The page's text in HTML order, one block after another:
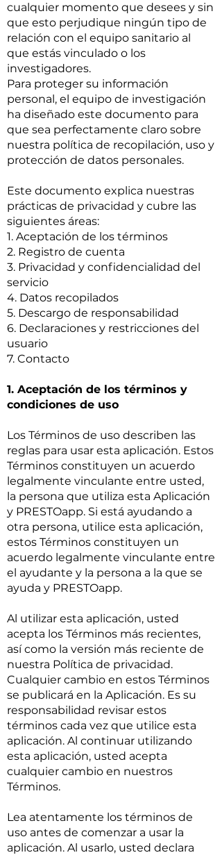
cualquier momento que desees y sin
que esto perjudique ningún tipo de
relación con el equipo sanitario al
que estás vinculado o los
investigadores.
Para proteger su información
personal, el equipo de investigación
ha diseñado este documento para
que sea perfectamente claro sobre
nuestra política de recopilación, uso y
protección de datos personales.
Este documento explica nuestras
prácticas de privacidad y cubre las
siguientes áreas:
1. Aceptación de los términos
2. Registro de cuenta
3. Privacidad y confidencialidad del
servicio
4. Datos recopilados
5. Descargo de responsabilidad
6. Declaraciones y restricciones del
usuario
7. Contacto
1. Aceptación de los términos y
condiciones de uso
Los Términos de uso describen las
reglas para usar esta aplicación. Estos
Términos constituyen un acuerdo
legalmente vinculante entre usted,
la persona que utiliza esta Aplicación
y PRESTOapp. Si está ayudando a
otra persona, utilice esta aplicación,
estos Términos constituyen un
acuerdo legalmente vinculante entre
el ayudante y la persona a la que se
ayuda y PRESTOapp.
Al utilizar esta aplicación, usted
acepta los Términos más recientes,
así como la versión más reciente de
nuestra Política de privacidad.
Cualquier cambio en estos Términos
se publicará en la Aplicación. Es su
responsabilidad revisar estos
términos cada vez que utilice esta
aplicación. Al continuar utilizando
esta aplicación, usted acepta
cualquier cambio en nuestros
Términos.
Lea atentamente los términos de
uso antes de comenzar a usar la
aplicación. Al usarlo, usted declara